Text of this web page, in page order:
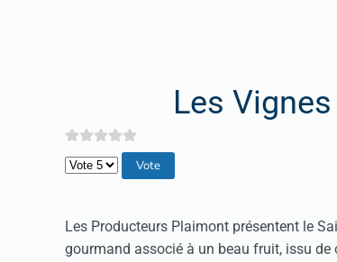
Les
Veuillez voter
Les Producteurs Plaimont présentent le
gourmand associé à un beau fruit, issu